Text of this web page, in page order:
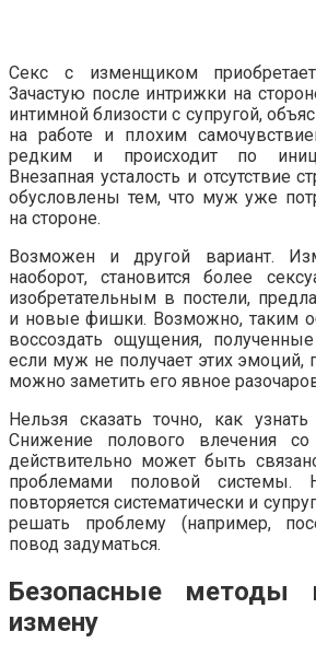
Секс с изменщиком
Зачастую после интрижки на
интимной близости с супругой,
на работе и плохим
редким и происходит по
Внезапная усталость и отсутствие
обусловлены тем, что муж уже
на стороне.
Возможен и другой вариант.
наоборот, становится более
изобретательным в постели,
и новые фишки. Возможно, таким
воссоздать ощущения,
если муж не получает этих эмоций,
можно заметить его явное
Нельзя сказать точно, как
Снижение полового влечения со
действительно может быть
проблемами половой системы.
повторяется систематически и
решать проблему (например,
повод задуматься.
Безопасные методы
измену